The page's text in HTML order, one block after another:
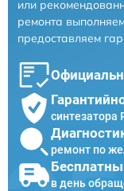
или
ремонта
предоставляем
синтезатора
ремонт по
в день